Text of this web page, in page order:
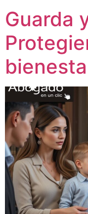
Guarda